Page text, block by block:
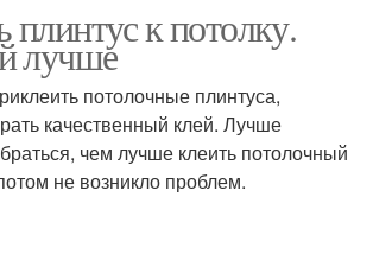
Плинтус из полиуретана
Плинтус с уголками
плинтус к потолку.
лучше
потолочные плинтуса,
качественный клей. Лучше
чем лучше клеить потолочный
не возникло проблем.